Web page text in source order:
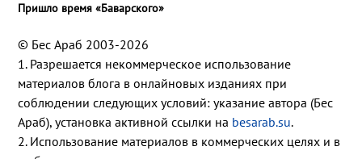
Пришло время «Баварского»
© Бес Араб 2003-2026
1. Разрешается некоммерческое использование
материалов блога в онлайновых изданиях при
соблюдении следующих условий: указание автора (Бес
Араб), установка активной ссылки на besarab.su.
2. Использование материалов в коммерческих целях и в